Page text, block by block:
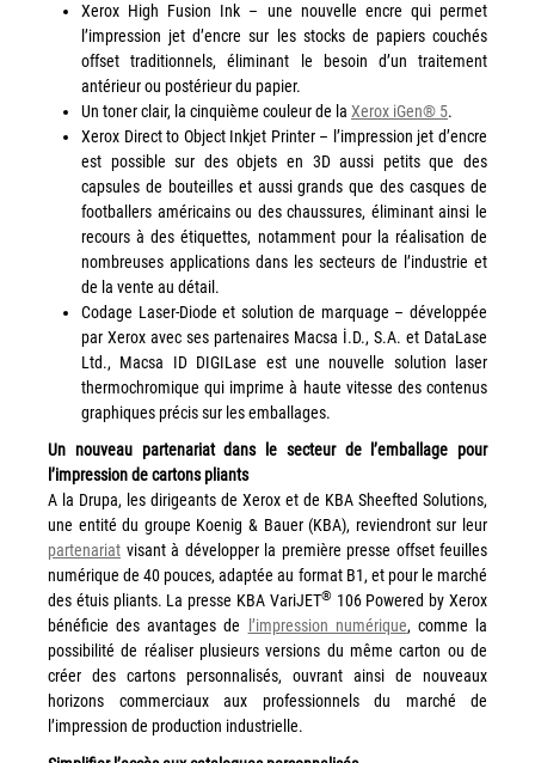
Sécurité des périphériques d’impression
Gestion des documents
Mobilité
ConnectKey®
Service de Gestion d’impression (MPS)
Notre équipe
Grand Lyon
Lyon Techlid
Monts du Lyonnais
Villefranche Beaujolais
Vallée du Rhône
Notre offre grands comptes
Nos clients témoignent
Actualité
Rejoignez-nous
CONTACT
Xerox High Fusion Ink – une nouvelle encre qui permet
l’impression jet d’encre sur les stocks de papiers couchés
offset traditionnels, éliminant le besoin d’un traitement
antérieur ou postérieur du papier.
Un toner clair, la cinquième couleur de la Xerox iGen® 5.
Xerox Direct to Object Inkjet Printer – l’impression jet d’encre
est possible sur des objets en 3D aussi petits que des
capsules de bouteilles et aussi grands que des casques de
footballers américains ou des chaussures, éliminant ainsi le
recours à des étiquettes, notamment pour la réalisation de
nombreuses applications dans les secteurs de l’industrie et
de la vente au détail.
Codage Laser-Diode et solution de marquage – développée
par Xerox avec ses partenaires Macsa İ.D., S.A. et DataLase
Ltd., Macsa ID DIGILase est une nouvelle solution laser
thermochromique qui imprime à haute vitesse des contenus
graphiques précis sur les emballages.
Un nouveau partenariat dans le secteur de l’emballage pour
l’impression de cartons pliants
A la Drupa, les dirigeants de Xerox et de KBA Sheefted Solutions,
une entité du groupe Koenig & Bauer (KBA), reviendront sur leur
partenariat visant à développer la première presse offset feuilles
numérique de 40 pouces, adaptée au format B1, et pour le marché
des étuis pliants. La presse KBA VariJET® 106 Powered by Xerox
bénéficie des avantages de
l’impression numérique, comme la
possibilité de réaliser plusieurs versions du même carton ou de
créer des cartons personnalisés, ouvrant ainsi de nouveaux
horizons commerciaux aux professionnels du marché de
l’impression de production industrielle.